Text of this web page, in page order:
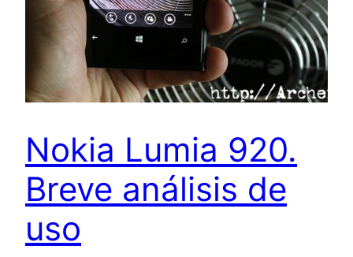
Nokia Lumia 920.
Breve análisis de
uso